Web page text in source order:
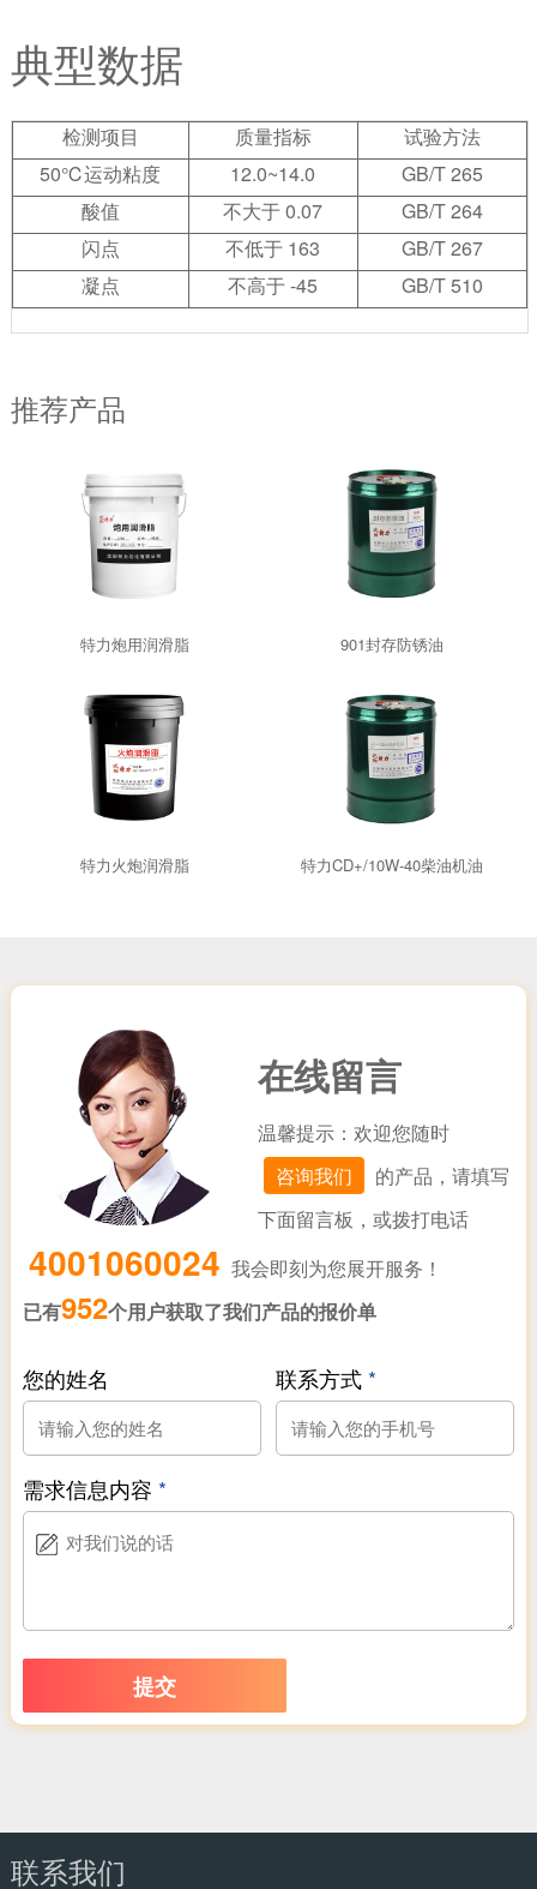
典型数据
检测项目 质量指标
试验方法
50℃运动粘度
12.0~14.0
GB/T 265
酸值
不大于 0.07
GB/T 264
闪点
不低于 163
GB/T 267
凝点
不高于 -45 GB/T 510
推荐产品
特力炮用润滑脂 901封存防锈油
特力火炮润滑脂 特力CD+/10W-40柴油机油
在线留言
温馨提示：欢迎您随时
咨询我们
的产品，请填写
下面留言板，或拨打电话
4001060024 我会即刻为您展开服务！
已有952个用户获取了我们产品的报价单
您的姓名 联系方式 *
需求信息内容 *
联系我们